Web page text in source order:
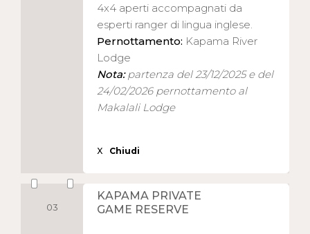
4x4 aperti accompagnati da
esperti ranger di lingua inglese.
Pernottamento: Kapama River
Lodge
Nota:partenza del 23/12/2025 e del
24/02/2026 pernottamento al
Makalali Lodge
X Chiudi
03
KAPAMA PRIVATE
GAME RESERVE